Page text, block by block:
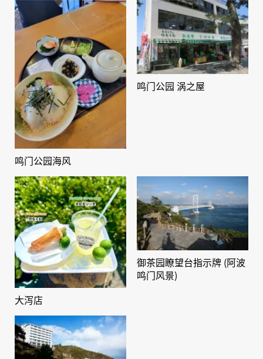
鸣门公园海风
鸣门公园 涡之屋
大泻店
御茶园瞭望台指示牌 (阿波
鸣门风景)